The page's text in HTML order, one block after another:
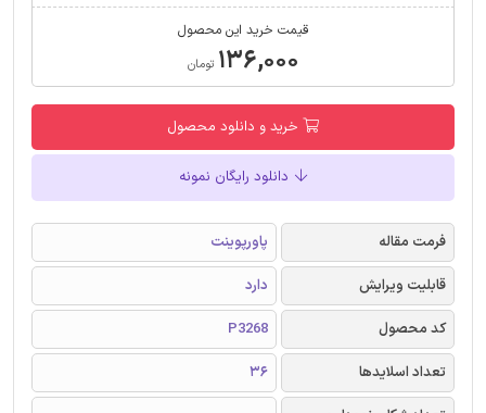
قیمت خرید این محصول
۱۳۶,۰۰۰ تومان
خرید و دانلود محصول
دانلود رایگان نمونه
فرمت مقاله
پاورپوینت
قابلیت ویرایش
دارد
کد محصول
P3268
تعداد اسلایدها
36